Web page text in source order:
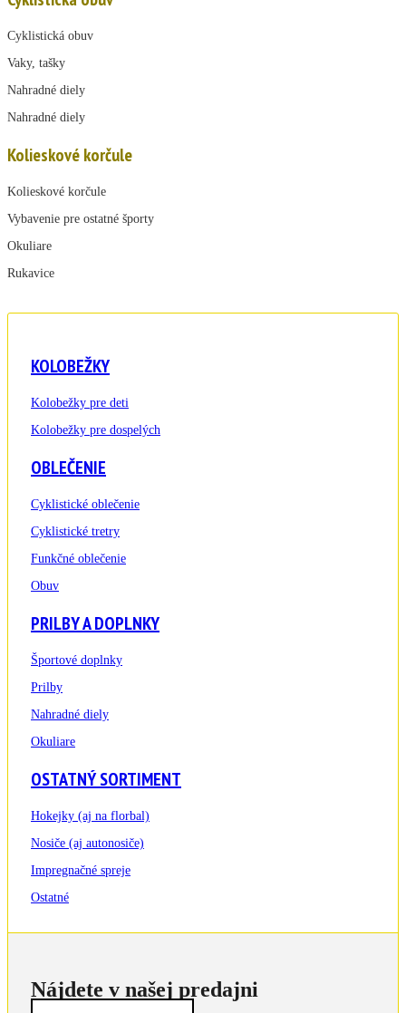
Cyklistická obuv
Vaky, tašky
Nahradné diely
Nahradné diely
Kolieskové korčule
Kolieskové korčule
Vybavenie pre ostatné športy
Okuliare
Rukavice
KOLOBEŽKY
Kolobežky pre deti
Kolobežky pre dospelých
OBLEČENIE
Cyklistické oblečenie
Cyklistické tretry
Funkčné oblečenie
Obuv
PRILBY A DOPLNKY
Športové doplnky
Prilby
Nahradné diely
Okuliare
OSTATNÝ SORTIMENT
Hokejky (aj na florbal)
Nosiče (aj autonosiče)
Impregnačné spreje
Ostatné
Nájdete v našej predajni